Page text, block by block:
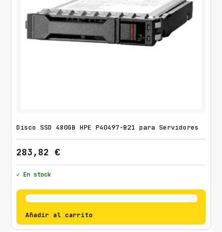
Disco SSD 480GB HPE P40497-B21 para Servidores
283,82 €
✓ En stock
Añadir al carrito